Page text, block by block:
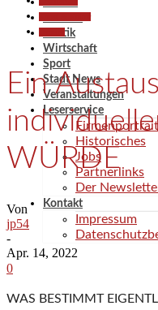
Politik
Wirtschaft
Sport
Stadt News
Veranstaltungen
Leserservice
Historisches
Jobs
Partnerlinks
Der
Kontakt
Impressum
Ein
WÜRDE
Von
jp54
-
Apr. 14, 2022
0
WAS BESTIMMT